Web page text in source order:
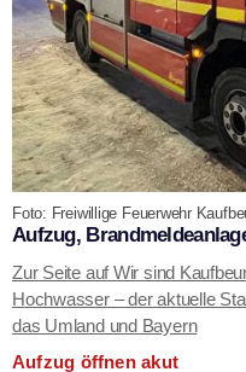
Foto: Freiwillige Feuerwehr
Aufzug,
Zur Seite auf Wir sind
Hochwasser – der aktuelle
das Umland und Bayern
Aufzug öffnen akut